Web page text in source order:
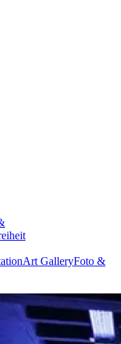
Art GalleryFoto &